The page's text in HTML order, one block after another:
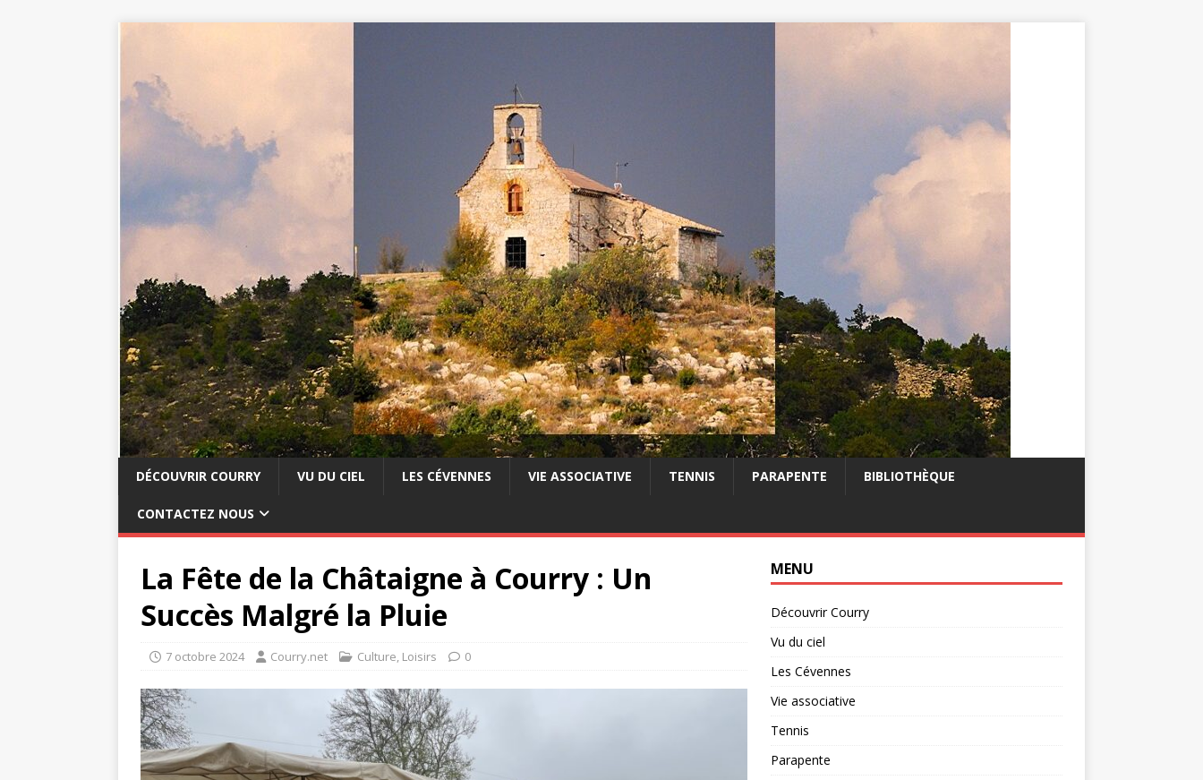
DÉCOUVRIR COURRY VU DU CIEL LES CÉVENNES VIE ASSOCIATIVE TENNIS PARAPENTE BIBLIOTHÈQUE
CONTACTEZ NOUS
La Fête de la Châtaigne à Courry : Un
Succès Malgré la Pluie
7 octobre 2024 Courry.net Culture, Loisirs 0
MENU
Découvrir Courry
Vu du ciel
Les Cévennes
Vie associative
Tennis
Parapente